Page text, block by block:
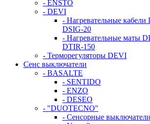
- ENSTO
- DEVI
- Нагревательные
DSIG-20
- Нагревательные маты
DTIR-150
- Терморегуляторы DEVI
Сенс выключатели
- BASALTE
- SENTIDO
- ENZO
- DESEO
- "DUOTECNO"
- Сенсорные выключатели